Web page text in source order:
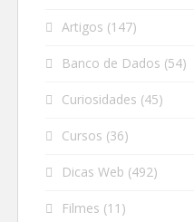
Artigos (147)
Banco de Dados (54)
Curiosidades (45)
Cursos (36)
Dicas Web (492)
Filmes (11)